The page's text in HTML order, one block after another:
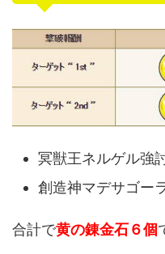
冥獣王ネルゲル強
創造神マデサゴー
合計で黄の錬金石６個